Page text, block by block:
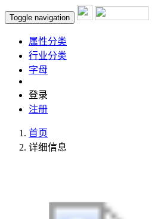
Toggle navigation
属性分类
行业分类
字母
登录
注册
首页
详细信息